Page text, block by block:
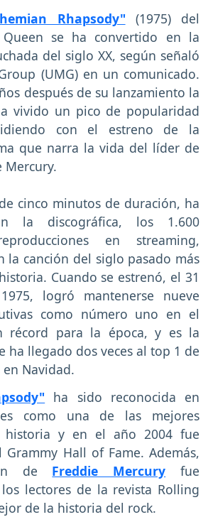
Rhapsody"(1975) del
se ha convertido en la
del siglo XX, según señaló
(UMG) en un comunicado.
después de su lanzamiento la
vivido un pico de popularidad
con el estreno de la
que narra la vida del líder de
Mercury.
cinco minutos de duración, ha
la discográfica, los 1.600
en streaming,
la canción del siglo pasado más
Cuando se estrenó, el 31
logró mantenerse nueve
como número uno en el
récord para la época, y es la
ha llegado dos veces al top 1 de
Navidad.
ha sido reconocida en
como una de las mejores
historia y en el año 2004 fue
Hall of Fame. Además,
de Freddie Mercury fue
lectores de la revista Rolling
de la historia del rock.